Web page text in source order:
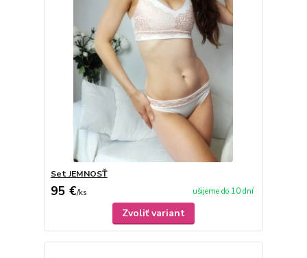
Set JEMNOSŤ
95 €/ks ušijeme do 10 dní
Zvoliť variant